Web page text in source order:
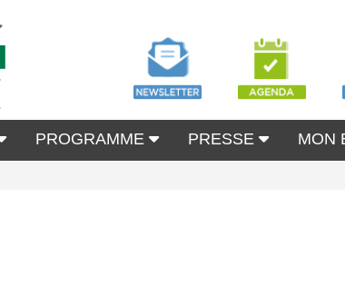
PROGRAMME PRESSE MON